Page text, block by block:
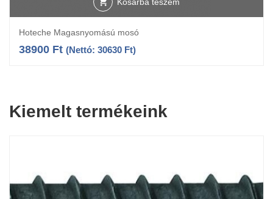
Hoteche Magasnyomású mosó
38900 Ft (Nettó: 30630 Ft)
Kiemelt termékeink